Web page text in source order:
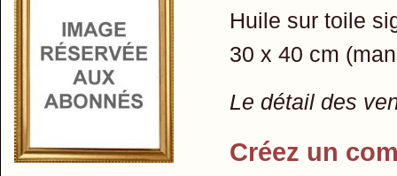
Huile sur toile
30 x 40 cm
Le détail des
Créez un